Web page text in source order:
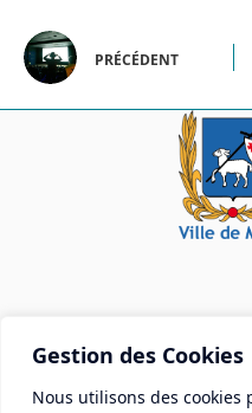
Gestion des Cookies
Nous utilisons des
PRÉCÉDENT
Mairie de
Place Aristide Briand -